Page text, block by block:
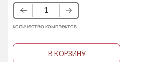
количество комплектов
В КОРЗИНУ